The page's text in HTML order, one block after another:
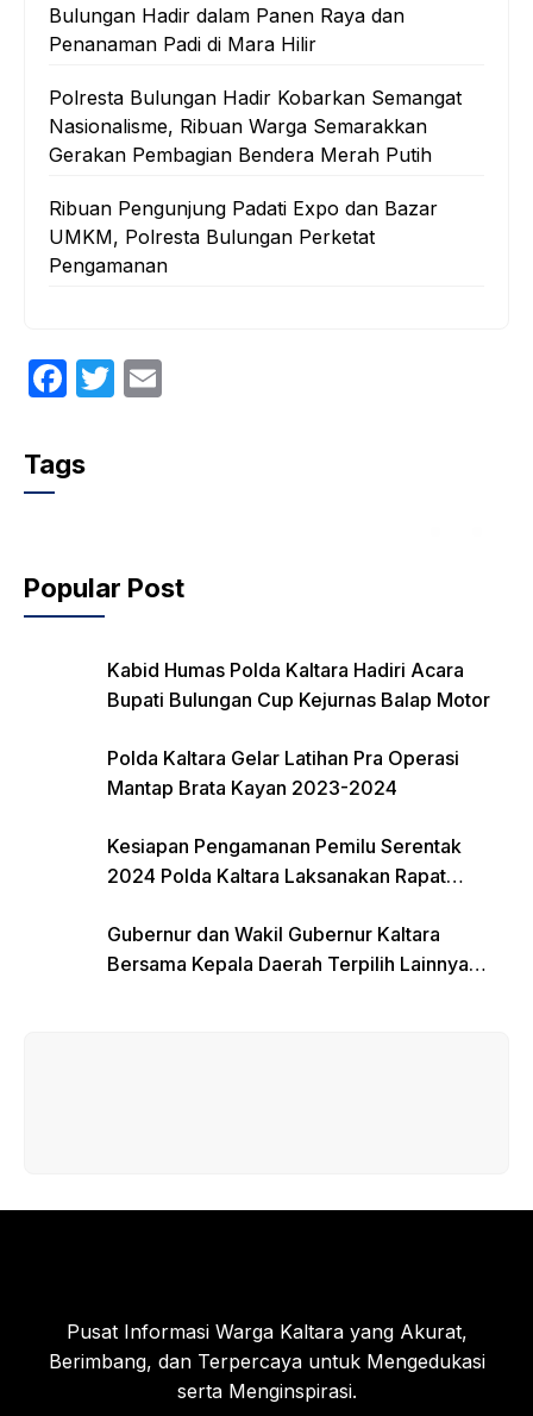
Bulungan Hadir dalam Panen Raya dan
Penanaman Padi di Mara Hilir
Polresta Bulungan Hadir Kobarkan Semangat
Nasionalisme, Ribuan Warga Semarakkan
Gerakan Pembagian Bendera Merah Putih
Ribuan Pengunjung Padati Expo dan Bazar
UMKM, Polresta Bulungan Perketat
Pengamanan
F
c
e
o
o
T
Tags
Popular Post
Kabid Humas Polda Kaltara Hadiri Acara
Bupati Bulungan Cup Kejurnas Balap Motor
Polda Kaltara Gelar Latihan Pra Operasi
Mantap Brata Kayan 2023-2024
Kesiapan Pengamanan Pemilu Serentak
2024 Polda Kaltara Laksanakan Rapat
Gubernur dan Wakil Gubernur Kaltara
Bersama Kepala Daerah Terpilih Lainnya
Pusat Informasi Warga Kaltara yang Akurat,
Berimbang, dan Terpercaya untuk Mengedukasi
serta Menginspirasi.